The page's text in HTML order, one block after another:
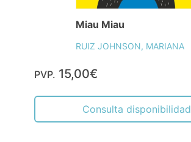
Miau Miau
RUIZ JOHNSON, MARIANA
PVP. 15,00€
Consulta disponibilidad